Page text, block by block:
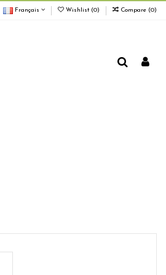
Français Wishlist (0) Compare (0)